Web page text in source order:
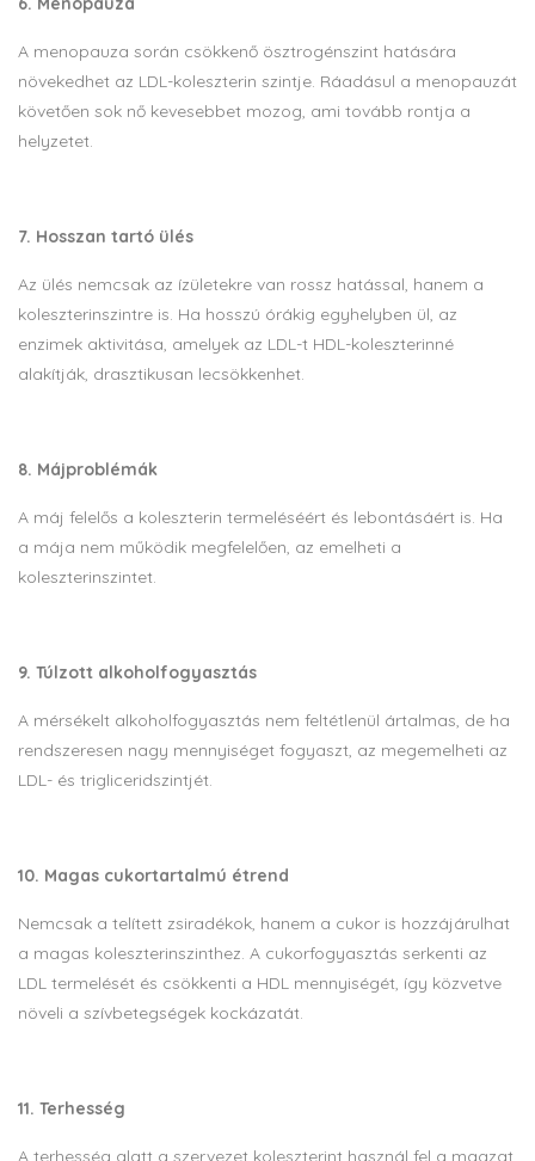
A menopauza során csökkenő ösztrogénszint hatására
növekedhet az LDL-koleszterin szintje. Ráadásul a menopauzát
követően sok nő kevesebbet mozog, ami tovább rontja a
helyzetet.
7. Hosszan tartó ülés
Az ülés nemcsak az ízületekre van rossz hatással, hanem a
koleszterinszintre is. Ha hosszú órákig egyhelyben ül, az
enzimek aktivitása, amelyek az LDL-t HDL-koleszterinné
alakítják, drasztikusan lecsökkenhet.
8. Májproblémák
A máj felelős a koleszterin termeléséért és lebontásáért is. Ha
a mája nem működik megfelelően, az emelheti a
koleszterinszintet.
9. Túlzott alkoholfogyasztás
A mérsékelt alkoholfogyasztás nem feltétlenül ártalmas, de ha
rendszeresen nagy mennyiséget fogyaszt, az megemelheti az
LDL- és trigliceridszintjét.
10. Magas cukortartalmú étrend
Nemcsak a telített zsiradékok, hanem a cukor is hozzájárulhat
a magas koleszterinszinthez. A cukorfogyasztás serkenti az
LDL termelését és csökkenti a HDL mennyiségét, így közvetve
növeli a szívbetegségek kockázatát.
11. Terhesség
A terhesség alatt a szervezet koleszterint használ fel a magzat